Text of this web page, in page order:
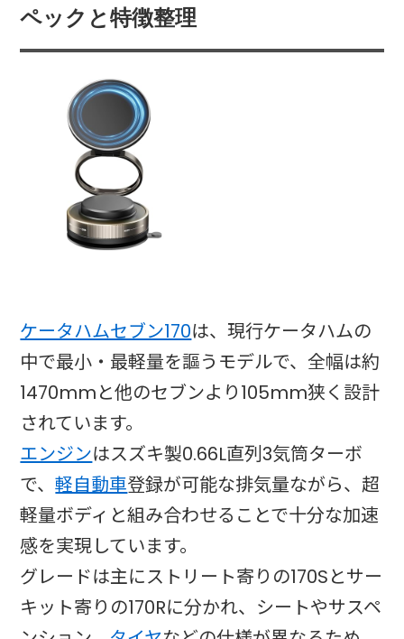
ペックと特徴整理
ケータハムセブン170は、現行ケータハムの
中で最小・最軽量を謳うモデルで、全幅は約
1470mmと他のセブンより105mm狭く設計
されています。
エンジンはスズキ製0.66L直列3気筒ターボ
で、軽自動車登録が可能な排気量ながら、超
軽量ボディと組み合わせることで十分な加速
感を実現しています。
グレードは主にストリート寄りの170Sとサー
キット寄りの170Rに分かれ、シートやサスペ